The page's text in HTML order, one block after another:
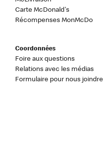
Carte McDonald's
Récompenses MonMcDo
Coordonnées
Foire aux questions
Relations avec les médias
Formulaire pour nous joindre